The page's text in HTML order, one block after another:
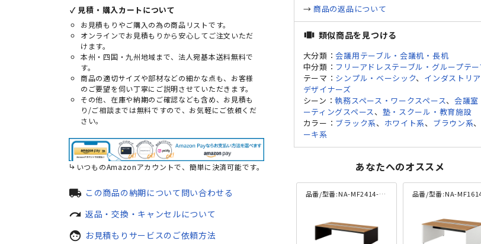
✓ 見積・購入カートについて
お見積もりやご購入の為の商品リストです。
オンラインでお見積もりから安心してご注文いただ
けます。
本州・四国・九州地域まで、法人宛基本送料無料で
す。
商品の適切サイズや部材などの細かな点も、お客様
のご要望を伺い丁寧にご説明させていただきます。
その他、在庫や納期のご確認なども含め、お見積も
り/ご相談までは無料ですので、お気軽にご依頼くだ
さい。
いつものAmazonアカウントで、簡単に決済可能です。
local_shipping この商品の納期について問い合わせる
redo 返品・交換・キャンセルについて
face お見積もりサービスのご依頼方法
→ 商品の返品について
view_carousel 類似商品を見つける
大分類：会議用テーブル・会議机・長机
中分類： フリーアドレステーブル・グループテ
テーマ： シンプル・ベーシック、 インダストリ
デザイナーズ
シーン：執務スペース・ワークスペース、 会議室
ーティングスペース、 塾・スクール・教育施設
カラー： ブラック系、 ホワイト系、 ブラウン系
ーキ系
あなたへのオススメ
品番/型番:NA-MF2414-K-BMW 品番/型番:NA-MF1614-K-